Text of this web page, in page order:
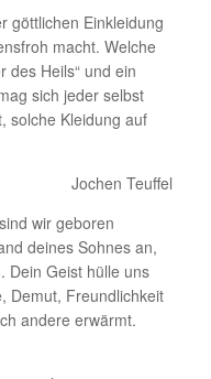
göttlichen Einkleidung
macht. Welche
des Heils“ und ein
sich jeder selbst
solche Kleidung auf
Jochen Teuffel
wir geboren
deines Sohnes an,
Dein Geist hülle uns
Demut, Freundlichkeit
andere erwärmt.